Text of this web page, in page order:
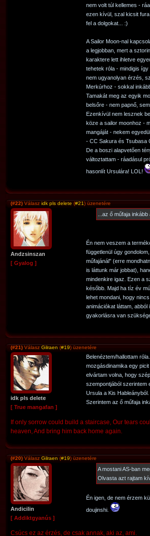
nem volt túl kellemes -
ezen kívül, szal kicsit
fel a dolgokat... :)
A Sailor Moon-nal
a legjobban, mert a
karaktere lett ihletve
tehetek róla - mindigis
nem ugyanolyan érzés,
Merkúrhoz - sokkal
Tamakát meg az egyik
belsőre - nem papnő,
Ezenkívül nem lesznek
köze a sailor moonhoz -
mangáját - nekem
- CC Sakura és Tsubasa
De a boszi alapvetően
változtattam - ráadásul
hasonlít Ursulára! LOL!
(#22) Válasz idk pls delete (#21) üzenetére
Andzsinszan
[ Gyalog ]
...az ő műfaja
Én nem veszem a
függetlenül úgy
műfajánál" (erre
is láttunk már jobbat),
mindenkire igaz. Ezen a
később. Majd ha tíz év
lehet mondani, hogy
animációkat láttam,
gyakorlásra van
(#21) Válasz Gilraen (#19) üzenetére
idk pls delete
[ True mangafan ]
Belenéztem/hallottam
mozgásdinamika egy
elvártam volna, hogy
szempontjából szerintem
Ursula a Kis
Szerintem az ő műfaja
If only sorrow could build a staircase, Our tears
heaven, And bring him back home again.
(#20) Válasz Gilraen (#19) üzenetére
Andicilin
[ Addiktgyanús ]
A mostani AS-ban
Olvasta azt rajtam
Én igen, de nem érzem
doujinshi.
Csúcs ez az érzés, de csak annak, aki az, ami.